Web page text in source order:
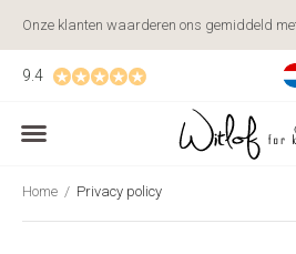
9.4
Onze klanten waarderen ons gemiddeld
Home Privacy policy